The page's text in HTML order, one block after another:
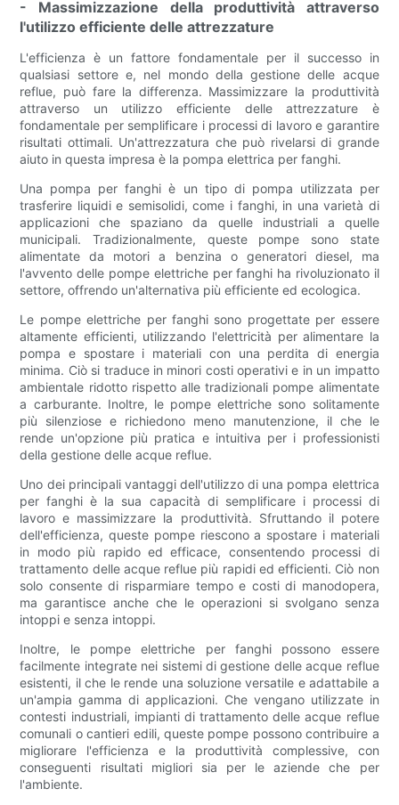
- Massimizzazione della produttività attraverso
l'utilizzo efficiente delle attrezzature
L'efficienza è un fattore fondamentale per il successo in
qualsiasi settore e, nel mondo della gestione delle acque
reflue, può fare la differenza. Massimizzare la produttività
attraverso un utilizzo efficiente delle attrezzature è
fondamentale per semplificare i processi di lavoro e garantire
risultati ottimali. Un'attrezzatura che può rivelarsi di grande
aiuto in questa impresa è la pompa elettrica per fanghi.
Una pompa per fanghi è un tipo di pompa utilizzata per
trasferire liquidi e semisolidi, come i fanghi, in una varietà di
applicazioni che spaziano da quelle industriali a quelle
municipali. Tradizionalmente, queste pompe sono state
alimentate da motori a benzina o generatori diesel, ma
l'avvento delle pompe elettriche per fanghi ha rivoluzionato il
settore, offrendo un'alternativa più efficiente ed ecologica.
Le pompe elettriche per fanghi sono progettate per essere
altamente efficienti, utilizzando l'elettricità per alimentare la
pompa e spostare i materiali con una perdita di energia
minima. Ciò si traduce in minori costi operativi e in un impatto
ambientale ridotto rispetto alle tradizionali pompe alimentate
a carburante. Inoltre, le pompe elettriche sono solitamente
più silenziose e richiedono meno manutenzione, il che le
rende un'opzione più pratica e intuitiva per i professionisti
della gestione delle acque reflue.
Uno dei principali vantaggi dell'utilizzo di una pompa elettrica
per fanghi è la sua capacità di semplificare i processi di
lavoro e massimizzare la produttività. Sfruttando il potere
dell'efficienza, queste pompe riescono a spostare i materiali
in modo più rapido ed efficace, consentendo processi di
trattamento delle acque reflue più rapidi ed efficienti. Ciò non
solo consente di risparmiare tempo e costi di manodopera,
ma garantisce anche che le operazioni si svolgano senza
intoppi e senza intoppi.
Inoltre, le pompe elettriche per fanghi possono essere
facilmente integrate nei sistemi di gestione delle acque reflue
esistenti, il che le rende una soluzione versatile e adattabile a
un'ampia gamma di applicazioni. Che vengano utilizzate in
contesti industriali, impianti di trattamento delle acque reflue
comunali o cantieri edili, queste pompe possono contribuire a
migliorare l'efficienza e la produttività complessive, con
conseguenti risultati migliori sia per le aziende che per
l'ambiente.